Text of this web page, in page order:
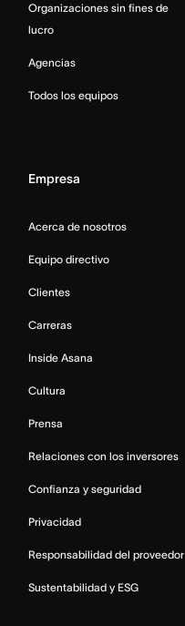
Organizaciones sin fines de
lucro
Agencias
Todos los equipos
Empresa
Acerca de nosotros
Equipo directivo
Clientes
Carreras
Inside Asana
Cultura
Prensa
Relaciones con los inversores
Confianza y seguridad
Privacidad
Responsabilidad del proveedor
Sustentabilidad y ESG